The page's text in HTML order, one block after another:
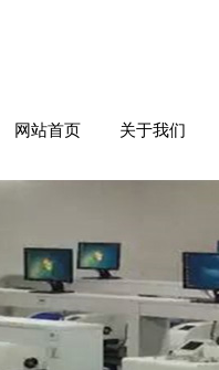
网站首页 关于我们